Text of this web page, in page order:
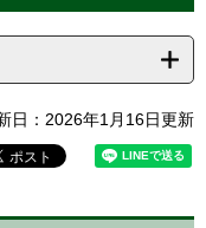
日：2026年1月16日更新